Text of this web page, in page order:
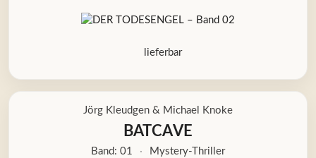
lieferbar
Jörg Kleudgen & Michael Knoke
BATCAVE
Band: 01 ·
Mystery-Thriller